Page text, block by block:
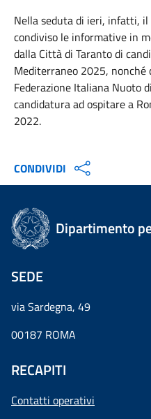
Nella seduta di ieri, infatti,
condiviso le informative in
dalla Città di Taranto di
Mediterraneo 2025,
Federazione Italiana Nuoto
candidatura ad ospitare a
2022.
CONDIVIDI
Dipartimento
SEDE
via Sardegna, 49
00187 ROMA
RECAPITI
Contatti operativi